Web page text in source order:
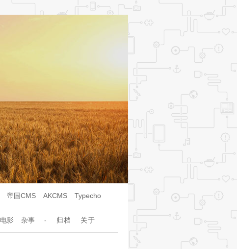
帝国CMS AKCMS Typecho
电影 杂事 - 归档 关于